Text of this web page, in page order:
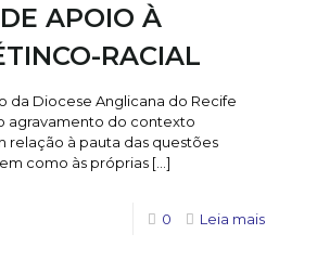
APOIO À
RACIAL
da Diocese Anglicana do Recife
agravamento do contexto
relação à pauta das questões
como às próprias […]
0 Leia mais